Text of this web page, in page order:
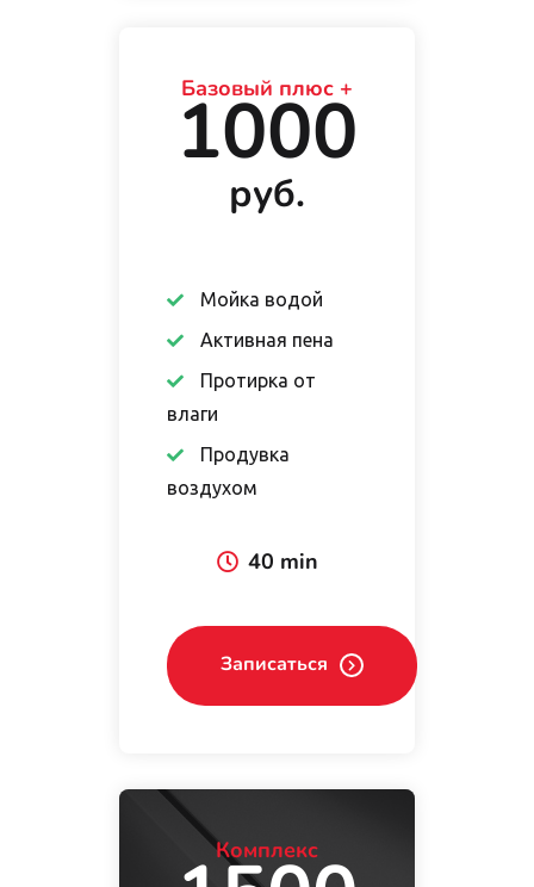
Базовый плюс +
1000
руб.
Мойка водой
Активная пена
Протирка от
влаги
Продувка
воздухом
40 min
Записаться
Комплекс